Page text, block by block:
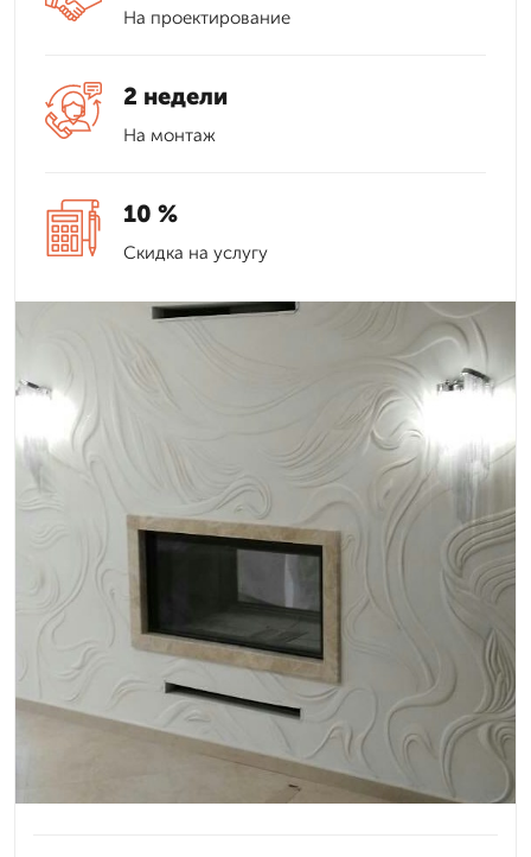
На проектирование
2 недели
На монтаж
10 %
Скидка на услугу